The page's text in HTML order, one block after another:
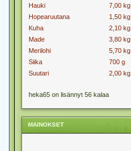
Hauki
7,00 kg
Hopearuutana
1,50 kg
Kuha
2,10 kg
Made
3,80 kg
Merilohi
5,70 kg
Siika
700 g
Suutari
2,00 kg
heka65 on lisännyt 56 kalaa
MAINOKSET